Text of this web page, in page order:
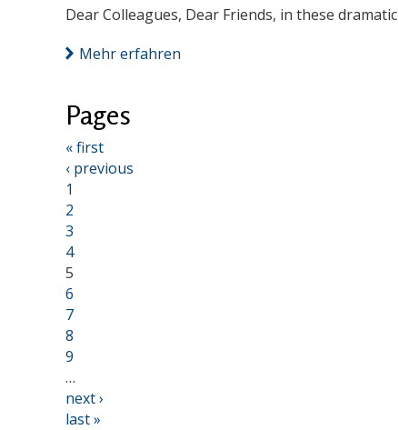
Dear Colleagues, Dear Friends, in these
Mehr erfahren
Pages
« first
‹ previous
1
2
3
4
5
6
7
8
9
…
next ›
last »